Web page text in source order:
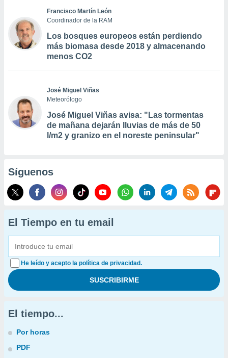
Francisco Martín León
Coordinador de la RAM
Los bosques europeos están perdiendo
más biomasa desde 2018 y almacenando
menos CO2
José Miguel Viñas
Meteorólogo
José Miguel Viñas avisa: "Las tormentas
de mañana dejarán lluvias de más de 50
l/m2 y granizo en el noreste peninsular"
Síguenos
El Tiempo en tu email
He leído y acepto la política de privacidad.
El tiempo...
Por horas
PDF